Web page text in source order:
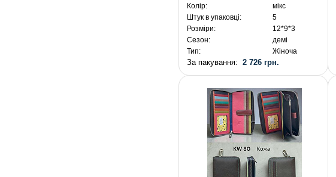
Колір:
мікс
Штук в упаковці:
5
Розміри:
12*9*3
Сезон:
демі
Тип:
Жіноча
За пакування:2 726 грн.